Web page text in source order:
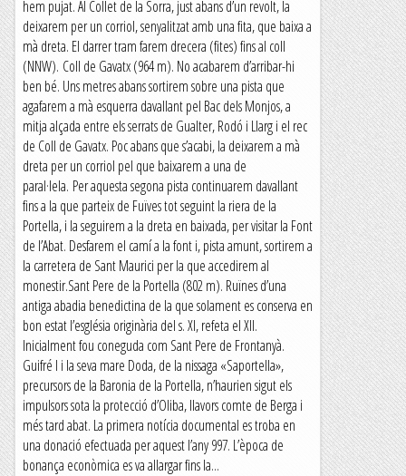
hem pujat. Al Collet de la Sorra, just abans d’un revolt, la
deixarem per un corriol, senyalitzat amb una fita, que baixa a
mà dreta. El darrer tram farem drecera (fites) fins al coll
(NNW). Coll de Gavatx (964 m). No acabarem d’arribar-hi
ben bé. Uns metres abans sortirem sobre una pista que
agafarem a mà esquerra davallant pel Bac dels Monjos, a
mitja alçada entre els serrats de Gualter, Rodó i Llarg i el rec
de Coll de Gavatx. Poc abans que s’acabi, la deixarem a mà
dreta per un corriol pel que baixarem a una de
paral·lela. Per aquesta segona pista continuarem davallant
fins a la que parteix de Fuïves tot seguint la riera de la
Portella, i la seguirem a la dreta en baixada, per visitar la Font
de l’Abat. Desfarem el camí a la font i, pista amunt, sortirem a
la carretera de Sant Maurici per la que accedirem al
monestir.Sant Pere de la Portella (802 m). Ruïnes d’una
antiga abadia benedictina de la que solament es conserva en
bon estat l’església originària del s. XI, refeta el XII.
Inicialment fou coneguda com Sant Pere de Frontanyà.
Guifré I i la seva mare Doda, de la nissaga «Saportella»,
precursors de la Baronia de la Portella, n’haurien sigut els
impulsors sota la protecció d’Oliba, llavors comte de Berga i
més tard abat. La primera notícia documental es troba en
una donació efectuada per aquest l’any 997. L’època de
bonança econòmica es va allargar fins la...